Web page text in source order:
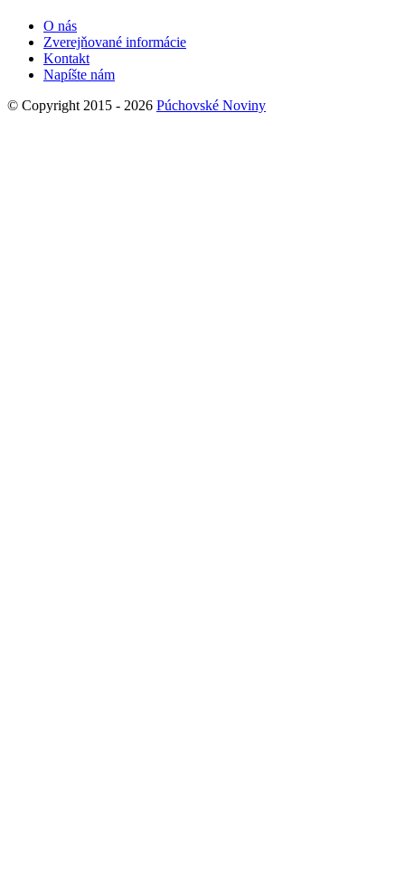
O nás
Zverejňované informácie
Kontakt
Napíšte nám
© Copyright 2015 - 2026 Púchovské Noviny